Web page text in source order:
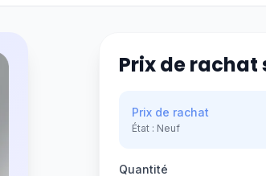
Prix de rachat
Prix de rachat
État : Neuf
Quantité